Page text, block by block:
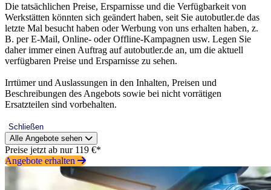
Die tatsächlichen Preise, Ersparnisse und die Verfügbarkeit von
Werkstätten könnten sich geändert haben, seit Sie autobutler.de das
letzte Mal besucht haben oder Werbung von uns erhalten haben, z.
B. per E-Mail, Online- oder Offline-Kampagnen usw. Legen Sie
daher immer einen Auftrag auf autobutler.de an, um die aktuell
verfügbaren Preise und Ersparnisse zu sehen.
Irrtümer und Auslassungen in den Inhalten, Preisen und
Beschreibungen des Angebots sowie bei nicht vorrätigen
Ersatzteilen sind vorbehalten.
Schließen
Alle Angebote sehen
Preise jetzt ab nur 119 €*
Angebote erhalten